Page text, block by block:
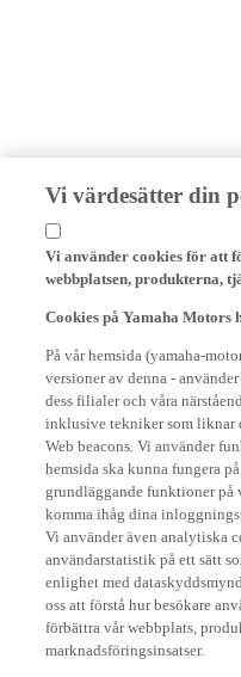
Vi värdesätter din
Vi använder cookies för att
webbplatsen, produkterna,
versioner av denna -
dess filialer och våra
inklusive tekniker som liknar
Web beacons. Vi använder
hemsida ska kunna fungera
grundläggande funktioner på
komma ihåg dina
Vi använder även analytiska
användarstatistik på ett sätt
enlighet med
oss att förstå hur besökare
förbättra vår webbplats,
marknadsföringsinsatser.